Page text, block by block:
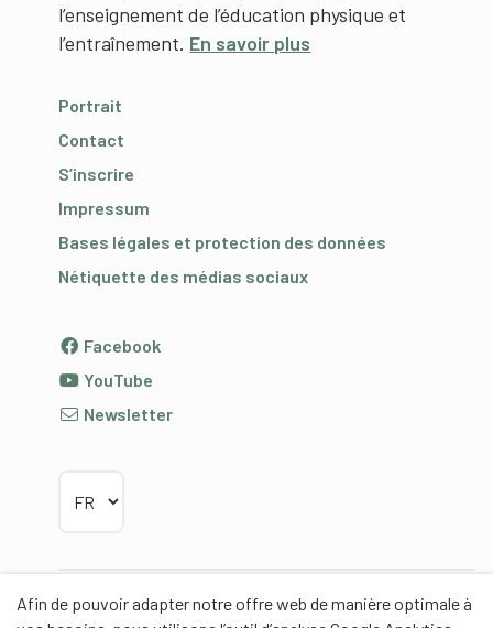
Afin de pouvoir adapter notre offre web de manière optimale à
l’enseignement de l’éducation physique et
l’entraînement. En savoir plus
Portrait
Contact
S’inscrire
Impressum
Bases légales et protection des données
Nétiquette des médias sociaux
Facebook
YouTube
Newsletter
Partenaires